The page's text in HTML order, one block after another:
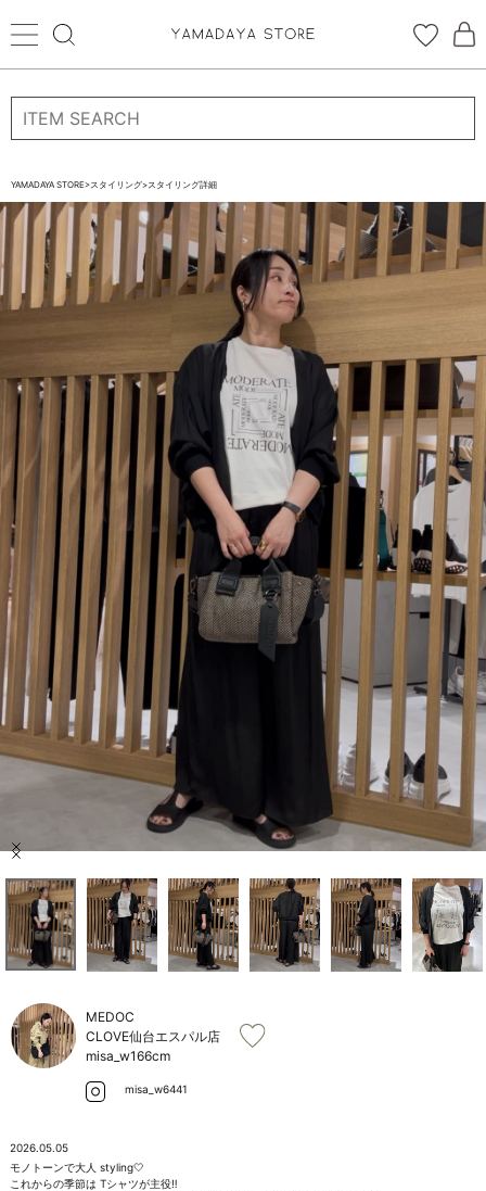
ログイン 新規会員登録
お気に入り
CATEGORYから探す
STORE BRAND・LABELから探す
すべての商品
新着商品
予約商品
セール商品
スタイリング
特集
NEWS
ブランド一覧
ご利用ガイド/ヘルプ
YAMADAYA STORE>スタイリング>スタイリング詳細
Item
of
MEDOC
CLOVE仙台エスパル店
misa_w166cm
misa_w6441
2026.05.05
モノトーンで大人 styling🤍
これからの季節は Tシャツが主役‼️
ログイン